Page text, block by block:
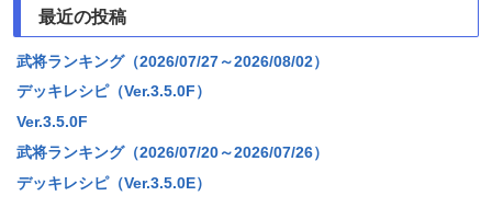
最近の投稿
武将ランキング（2026/07/27～2026/08/02）
デッキレシピ（Ver.3.5.0F）
Ver.3.5.0F
武将ランキング（2026/07/20～2026/07/26）
デッキレシピ（Ver.3.5.0E）